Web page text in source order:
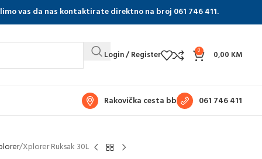
vas da nas kontaktirate direktno na broj 061 746 411.
Login / Register 0 0,00 KM
Rakovička cesta bb 061 746 411
Xplorer Ruksak 30L